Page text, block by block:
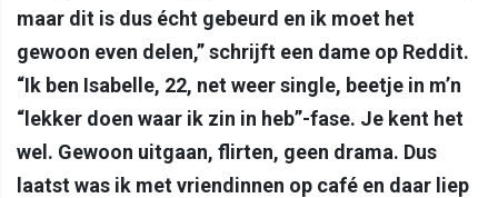
maar dit is dus écht gebeurd en ik moet het
gewoon even delen,” schrijft een dame op Reddit.
“Ik ben Isabelle, 22, net weer single, beetje in m’n
“lekker doen waar ik zin in heb”-fase. Je kent het
wel. Gewoon uitgaan, flirten, geen drama. Dus
laatst was ik met vriendinnen op café en daar liep